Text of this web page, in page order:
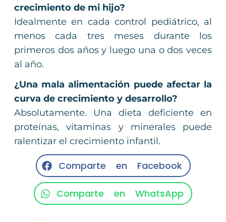
crecimiento de mi hijo?
Idealmente en cada control pediátrico, al
menos cada tres meses durante los
primeros dos años y luego una o dos veces
al año.
¿Una mala alimentación puede afectar la
curva de crecimiento y desarrollo?
Absolutamente. Una dieta deficiente en
proteínas, vitaminas y minerales puede
ralentizar el crecimiento infantil.
Comparte en Facebook
Comparte en WhatsApp